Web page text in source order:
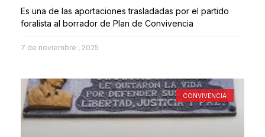
Es una de las aportaciones trasladadas por el partido
foralista al borrador de Plan de Convivencia
7 de noviembre , 2025
CONVIVENCIA